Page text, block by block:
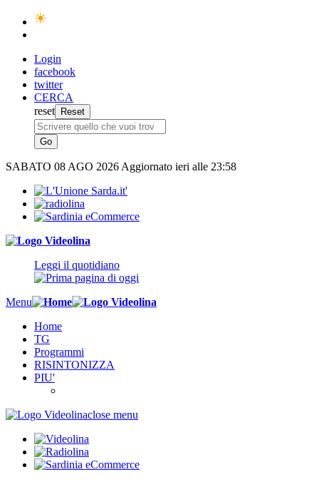
Login
facebook
twitter
CERCA
reset
SABATO 08 AGO 2026 Aggiornato ieri alle 23:58
Leggi il quotidiano
Menu
Home
TG
Programmi
RISINTONIZZA
PIU'
close menu